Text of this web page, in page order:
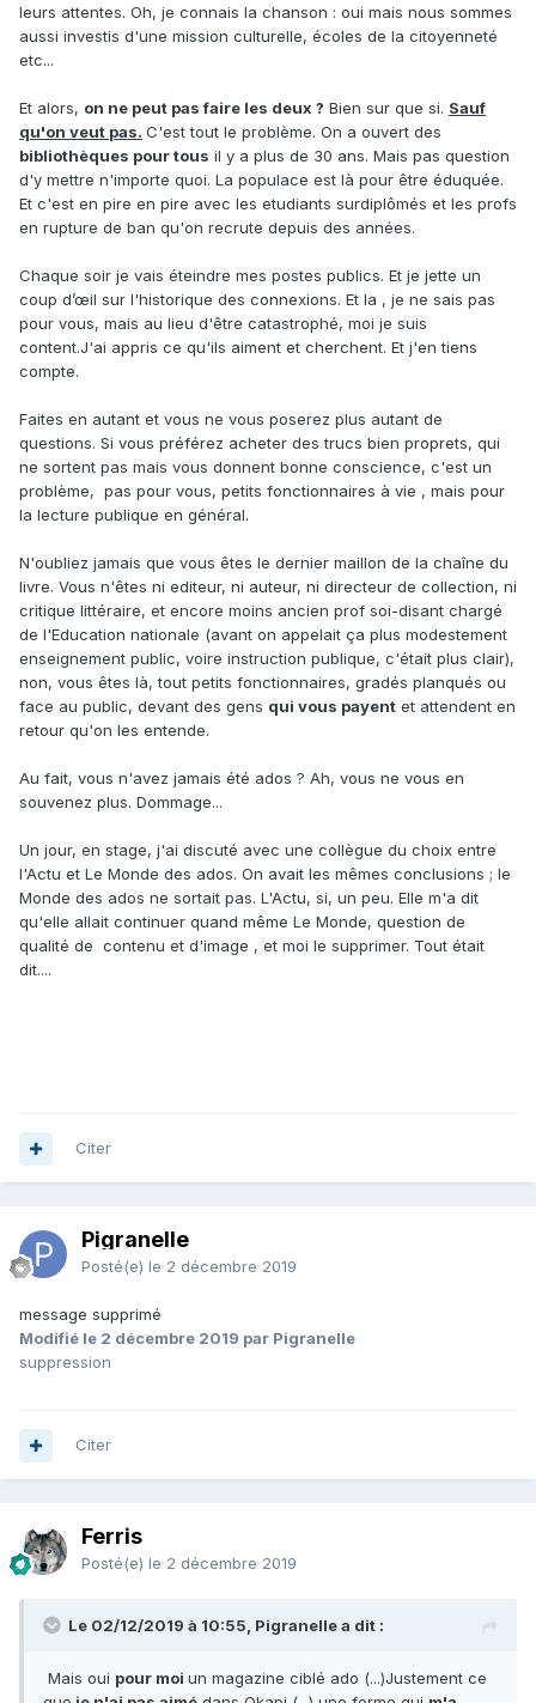
leurs attentes. Oh, je connais la chanson : oui mais nous sommes
aussi investis d'une mission culturelle, écoles de la citoyenneté
etc...
Et alors, on ne peut pas faire les deux ? Bien sur que si. Sauf
qu'on veut pas. C'est tout le problème. On a ouvert des
bibliothèques pour tous il y a plus de 30 ans. Mais pas question
d'y mettre n'importe quoi. La populace est là pour être éduquée.
Et c'est en pire en pire avec les etudiants surdiplômés et les profs
en rupture de ban qu'on recrute depuis des années.
Chaque soir je vais éteindre mes postes publics. Et je jette un
coup d’œil sur l'historique des connexions. Et la , je ne sais pas
pour vous, mais au lieu d'être catastrophé, moi je suis
content.J'ai appris ce qu'ils aiment et cherchent. Et j'en tiens
compte.
Faites en autant et vous ne vous poserez plus autant de
questions. Si vous préférez acheter des trucs bien proprets, qui
ne sortent pas mais vous donnent bonne conscience, c'est un
problème, pas pour vous, petits fonctionnaires à vie , mais pour
la lecture publique en général.
N'oubliez jamais que vous êtes le dernier maillon de la chaîne du
livre. Vous n'êtes ni editeur, ni auteur, ni directeur de collection, ni
critique littéraire, et encore moins ancien prof soi-disant chargé
de l'Education nationale (avant on appelait ça plus modestement
enseignement public, voire instruction publique, c'était plus clair),
non, vous êtes là, tout petits fonctionnaires, gradés planqués ou
face au public, devant des gens qui vous payent et attendent en
retour qu'on les entende.
Au fait, vous n'avez jamais été ados ? Ah, vous ne vous en
souvenez plus. Dommage...
Un jour, en stage, j'ai discuté avec une collègue du choix entre
l'Actu et Le Monde des ados. On avait les mêmes conclusions ; le
Monde des ados ne sortait pas. L'Actu, si, un peu. Elle m'a dit
qu'elle allait continuer quand même Le Monde, question de
qualité de contenu et d'image , et moi le supprimer. Tout était
dit....
Citer
Pigranelle
Posté(e) le 2 décembre 2019
message supprimé
Modifié le 2 décembre 2019 par Pigranelle
suppression
Citer
Ferris
Posté(e) le 2 décembre 2019
Le 02/12/2019 à 10:55, Pigranelle a dit :
Mais oui pour moi un magazine ciblé ado (...)Justement ce